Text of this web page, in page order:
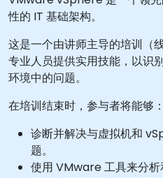
性的 IT 基础架构。
这是一个由讲师主导的培训（
专业人员提供实用技能，以
环境中的问题。
在培训结束时，参与者将能够：
诊断并解决与虚拟机和
题。
使用 VMware 工具来分析